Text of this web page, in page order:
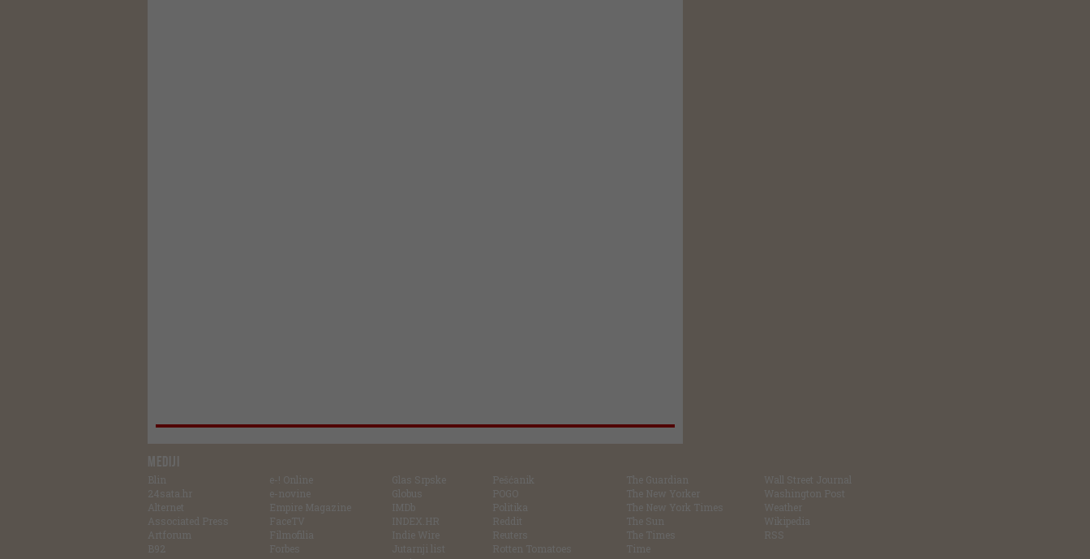
MEDIJI
Blin
24sata.hr
Alternet
Associated Press
Artforum
B92
e-! Online
e-novine
Empire Magazine
FaceTV
Filmofilia
Forbes
Glas Srpske
Globus
IMDb
INDEX.HR
Indie Wire
Jutarnji list
Pešćanik
POGO
Politika
Reddit
Reuters
Rotten Tomatoes
The Guardian
The New Yorker
The New York Times
The Sun
The Times
Time
Wall Street Journal
Washington Post
Weather
Wikipedia
RSS